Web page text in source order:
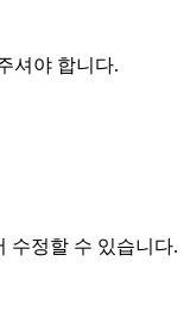
셔야 합니다.
수정할 수 있습니다.